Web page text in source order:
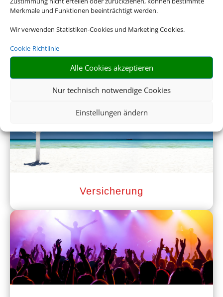
Merkmale und Funktionen beeinträchtigt werden.
Wir verwenden Statistiken-Cookies und Marketing Cookies.
Cookie-Richtlinie
Alle Cookies akzeptieren
Nur technisch notwendige Cookies
Einstellungen ändern
Mietwagen
Versicherung